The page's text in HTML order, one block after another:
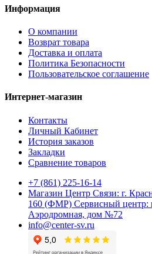
Информация
О компании
Возврат товара
Доставка и оплата
Политика Безопасности
Пользовательское соглашение
Интернет-магазин
Контакты
Личный Кабинет
История заказов
Закладки
Сравнение товаров
+7 (861) 225-16-14
Магазин Центр Связи: г.
160 (ФМР) Сервисный центр:
Аэродромная, дом №72
info@center-sv.ru